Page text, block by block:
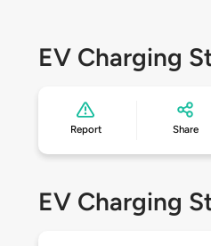
EV Charging
Report Share
EV Charging